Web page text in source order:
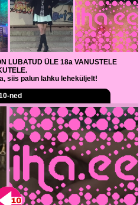
LUBATUD ÜLE 18a VANUSTELE
siis palun lahku leheküljelt!
ned